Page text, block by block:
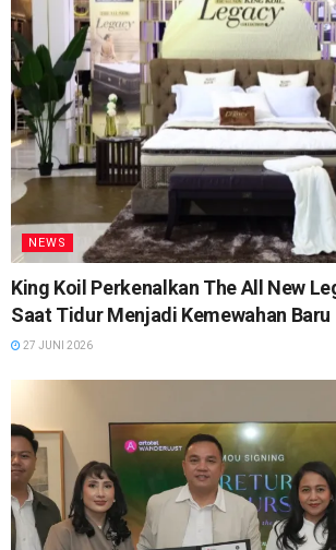
NEWS
King Koil Perkenalkan The All New
Saat Tidur Menjadi Kemewahan Baru
27 JUNI 2026